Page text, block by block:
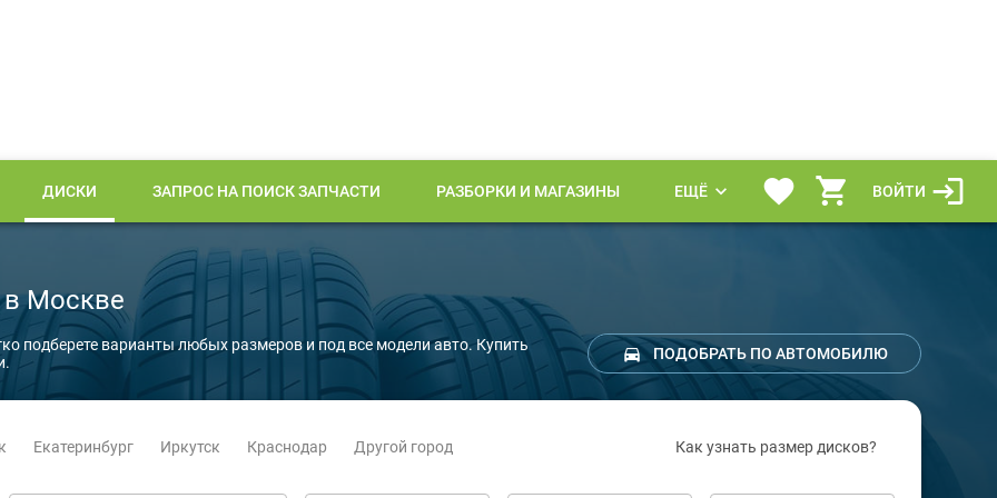
ДИСКИ ЗАПРОС НА ПОИСК ЗАПЧАСТИ РАЗБОРКИ И МАГАЗИНЫ ЕЩЁ ВОЙТИ
Москве
подберете варианты любых размеров и под все модели авто. Купить
ПОДОБРАТЬ ПО АВТОМОБИЛЮ
Екатеринбург Иркутск Краснодар Другой город Как узнать размер дисков?